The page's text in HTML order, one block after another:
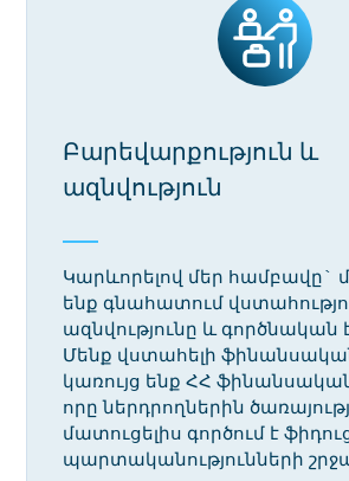
Բարեվարքություն և
ազնվություն
Կարևորելով մեր համբավը`
ենք գնահատում
ազնվությունը և գործնական
Մենք վստահելի
կառույց ենք ՀՀ ֆինանսական
որը ներդրողներին
մատուցելիս գործում է
պարտականությունների